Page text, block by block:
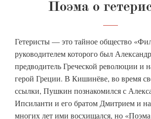
Поэма о
Гетеристы — это тайное общество
руководителем которого был
предводитель Греческой революции и
герой Греции. В Кишинёве, во время
ссылки, Пушкин познакомился с
Ипсиланти и его братом Дмитрием и
многих лет ими восхищался, но «Поэма